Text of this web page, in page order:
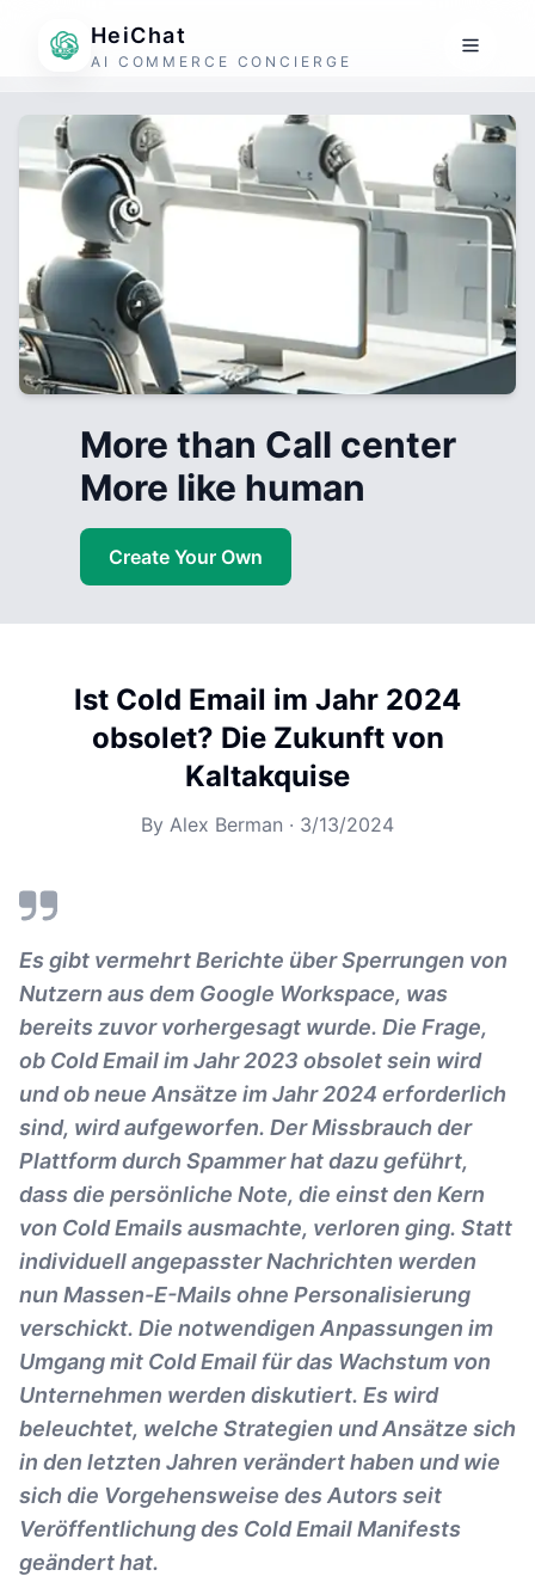
HeiChat
AI COMMERCE CONCIERGE
More than Call center
More like human
Create Your Own
Ist Cold Email im Jahr 2024
obsolet? Die Zukunft von
Kaltakquise
By Alex Berman · 3/13/2024
Es gibt vermehrt Berichte über Sperrungen von
Nutzern aus dem Google Workspace, was
bereits zuvor vorhergesagt wurde. Die Frage,
ob Cold Email im Jahr 2023 obsolet sein wird
und ob neue Ansätze im Jahr 2024 erforderlich
sind, wird aufgeworfen. Der Missbrauch der
Plattform durch Spammer hat dazu geführt,
dass die persönliche Note, die einst den Kern
von Cold Emails ausmachte, verloren ging. Statt
individuell angepasster Nachrichten werden
nun Massen-E-Mails ohne Personalisierung
verschickt. Die notwendigen Anpassungen im
Umgang mit Cold Email für das Wachstum von
Unternehmen werden diskutiert. Es wird
beleuchtet, welche Strategien und Ansätze sich
in den letzten Jahren verändert haben und wie
sich die Vorgehensweise des Autors seit
Veröffentlichung des Cold Email Manifests
geändert hat.